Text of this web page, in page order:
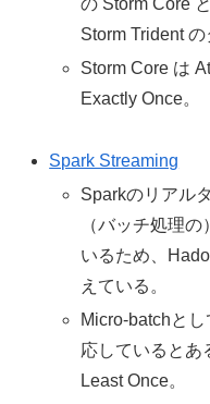
Storm Trident の
Storm Core は
Exactly Once。
Spark Streaming
Sparkのリアル
（バッチ処理
いるため、
えている。
Micro-batchと
応しているとあ
Least Once。